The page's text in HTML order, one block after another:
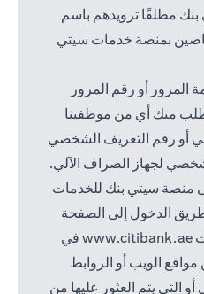
مطلقًا تزويدهم باسم
بمنصة خدمات سيتي
المرور أو رقم المرور
منك أي من موظفينا
أو رقم التعريف الشخصي
لجهاز الصراف الآلي.
منصة سيتي بنك للخدمات
الدخول إلى الصفحة
www.citibank.ae
(opens in a new tab)في
الويب أو الروابط
التي يتم العثور عليها من